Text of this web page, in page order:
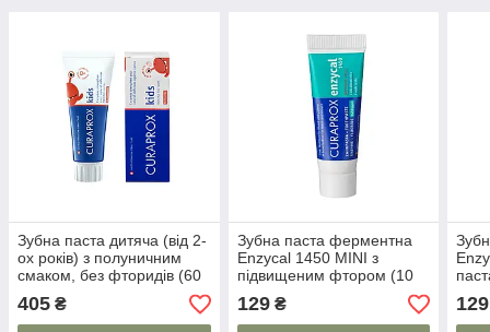
Зубна паста дитяча (від 2-
ох років) з полуничним
смаком, без фторидів (60
мл) CURAPROX
405 ₴
Зубна паста ферментна
Enzycal 1450 MINI з
підвищеним фтором (10
мл) CURAPROX
129₴ 129